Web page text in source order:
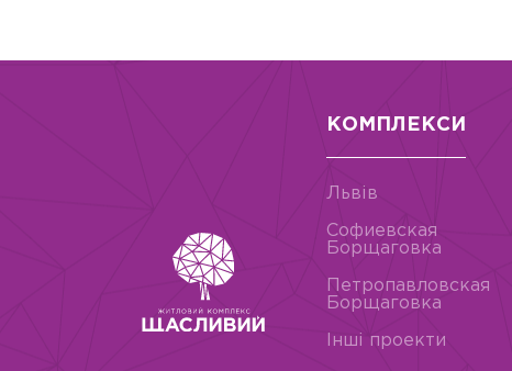
КОМПЛЕКСИ
Львів
Софиевская
Борщаговка
Петропавловская
Борщаговка
Інші проекти